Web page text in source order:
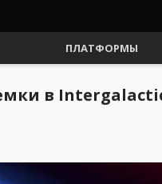
ПЛАТФОРМЫ
в